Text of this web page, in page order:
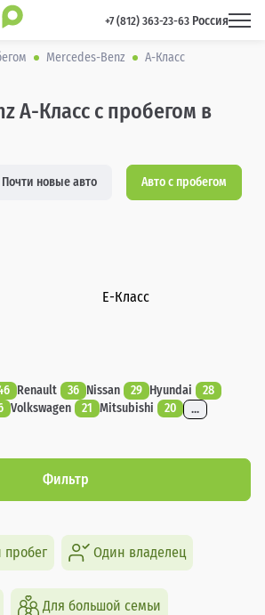
+7 (812) 363-23-63 Россия
Mercedes-Benz A-Класс
A-Класс с пробегом в
Почти новые авто Авто с пробегом
E-Класс
Renault 36 Nissan 29 Hyundai
28
Volkswagen 21 Mitsubishi 20 ...
Фильтр
Один владелец
Для большой семьи